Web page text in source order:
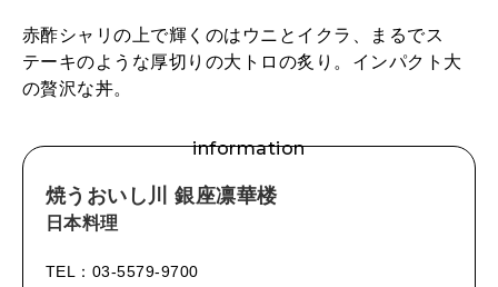
赤酢シャリの上で輝くのはウニとイクラ、まるでス
テーキのような厚切りの大トロの炙り。インパクト大
の贅沢な丼。
information
焼うおいし川 銀座凛華楼
日本料理
TEL：03-5579-9700